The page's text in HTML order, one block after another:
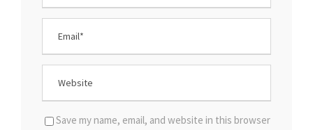
Save my name, email, and website in this browser